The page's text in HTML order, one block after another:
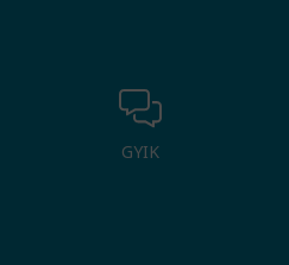
GYIK